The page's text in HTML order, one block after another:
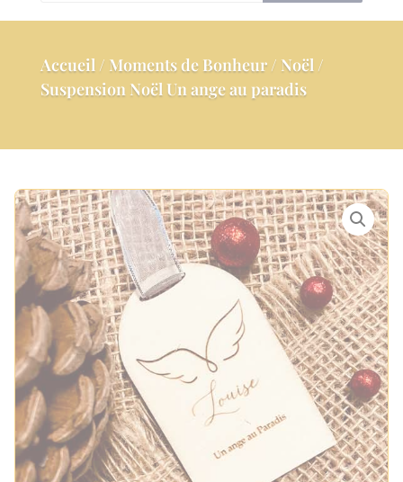
Accueil/ Moments de Bonheur/ Noël/
Suspension Noël Un ange au paradis